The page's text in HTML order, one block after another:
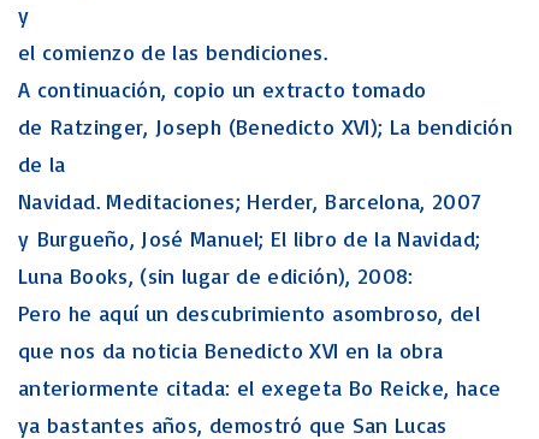
y
el comienzo de las bendiciones.
A continuación, copio un extracto tomado
de Ratzinger, Joseph (Benedicto XVI); La bendición
de la
Navidad. Meditaciones; Herder, Barcelona, 2007
y Burgueño, José Manuel; El libro de la Navidad;
Luna Books, (sin lugar de edición), 2008:
Pero he aquí un descubrimiento asombroso, del
que nos da noticia Benedicto XVI en la obra
anteriormente citada: el exegeta Bo Reicke, hace
ya bastantes años, demostró que San Lucas